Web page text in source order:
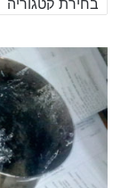
לפי